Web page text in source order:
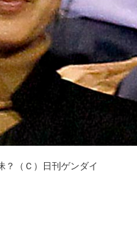
？（Ｃ）日刊ゲンダイ